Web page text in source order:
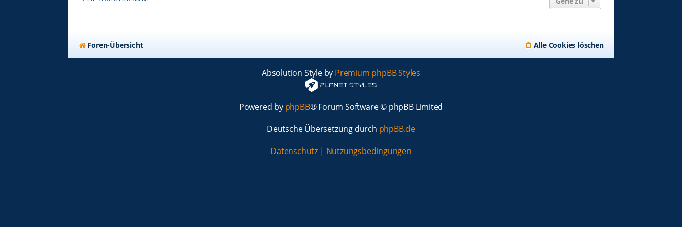
Foren-Übersicht Alle Cookies löschen
Absolution Style by Premium phpBB Styles
Powered by phpBB® Forum Software © phpBB Limited
Deutsche Übersetzung durch phpBB.de
Datenschutz | Nutzungsbedingungen